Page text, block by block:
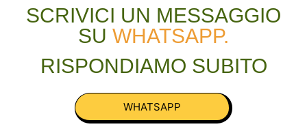
SCRIVICI UN MESSAGGIO
SU WHATSAPP.
RISPONDIAMO SUBITO
WHATSAPP